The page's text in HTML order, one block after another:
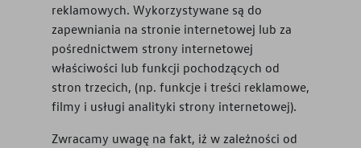
reklamowych. Wykorzystywane są do
zapewniania na stronie internetowej lub za
pośrednictwem strony internetowej
właściwości lub funkcji pochodzących od
stron trzecich, (np. funkcje i treści reklamowe,
filmy i usługi analityki strony internetowej).
Zwracamy uwagę na fakt, iż w zależności od